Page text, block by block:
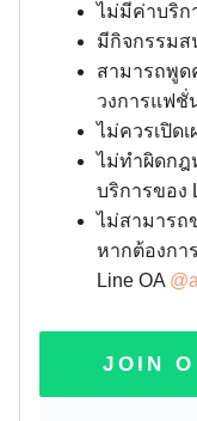
ไม่มีค่าบริก
มีกิจกรรมส
สามารถพูด
วงการแฟชั่
ไม่ควรเปิด
ไม่ทำผิดกฎ
บริการของ
ไม่สามารถ
หากต้องกา
Line OA
JOIN